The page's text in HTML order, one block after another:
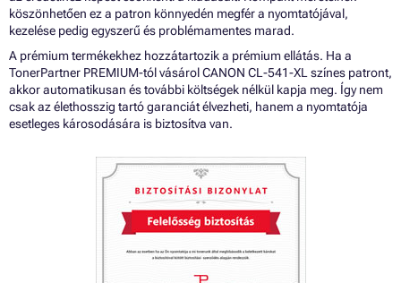
köszönhetően ez a patron könnyedén megfér a nyomtatójával,
kezelése pedig egyszerű és problémamentes marad.
A prémium termékekhez hozzátartozik a prémium ellátás. Ha a
TonerPartner PREMIUM-tól vásárol CANON CL-541-XL színes patront,
akkor automatikusan és további költségek nélkül kapja meg. Így nem
csak az élethosszig tartó garanciát élvezheti, hanem a nyomtatója
esetleges károsodására is biztosítva van.